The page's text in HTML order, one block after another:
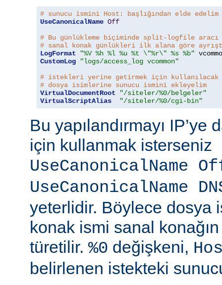
# sunucu ismini Host: başlığından elde edelim
UseCanonicalName Off
# Bu günlükleme biçiminde split-logfile aracı
# sanal konak günlükleri ilk alana göre
LogFormat
"%V %h %l %u %t \"%r\" %s %b"
CustomLog
"logs/access_log vcommon"
# istekleri yerine getirmek için kullanılacak
# dosya isimlerine sunucu ismini ekleyelim
VirtualDocumentRoot
"/siteler/%0/belgeler"
VirtualScriptAlias
"/siteler/%0/cgi-bin"
Bu yapılandırmayı IP’ye
için kullanmak isterseniz
UseCanonicalName
UseCanonicalName
yeterlidir. Böylece dosya
konak ismi sanal
türetilir. %0 değişkeni,
belirlenen istekteki